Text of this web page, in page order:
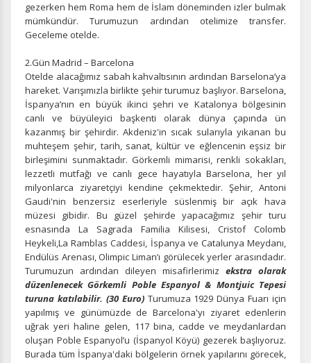
gezerken hem Roma hem de İslam döneminden izler bulmak
mümkündür. Turumuzun ardından otelimize transfer.
Geceleme otelde.
2.Gün Madrid – Barcelona
Otelde alacağımız sabah kahvaltısının ardından Barselona’ya
hareket. Varışımızla birlikte şehir turumuz başlıyor. Barselona,
İspanya’nın en büyük ikinci şehri ve Katalonya bölgesinin
canlı ve büyüleyici başkenti olarak dünya çapında ün
kazanmış bir şehirdir. Akdeniz'in sıcak sularıyla yıkanan bu
muhteşem şehir, tarih, sanat, kültür ve eğlencenin eşsiz bir
birleşimini sunmaktadır. Görkemli mimarisi, renkli sokakları,
lezzetli mutfağı ve canlı gece hayatıyla Barselona, her yıl
milyonlarca ziyaretçiyi kendine çekmektedir. Şehir, Antoni
Gaudi'nin benzersiz eserleriyle süslenmiş bir açık hava
müzesi gibidir. Bu güzel şehirde yapacağımız şehir turu
esnasında La Sagrada Familia Kilisesi, Cristof Colomb
Heykeli,La Ramblas Caddesi, İspanya ve Catalunya Meydanı,
Endülüs Arenası, Olimpic Liman’ı görülecek yerler arasındadır.
Turumuzun ardından dileyen misafirlerimiz ekstra olarak
düzenlenecek Görkemli Poble Espanyol & Montjuic Tepesi
turuna katılabilir. (30 Euro)Turumuza 1929 Dünya Fuarı için
yapılmış ve günümüzde de Barcelona'yı ziyaret edenlerin
uğrak yeri haline gelen, 117 bina, cadde ve meydanlardan
oluşan Poble Espanyol’u (İspanyol Köyü) gezerek başlıyoruz.
Burada tüm İspanya'daki bölgelerin örnek yapılarını görecek,